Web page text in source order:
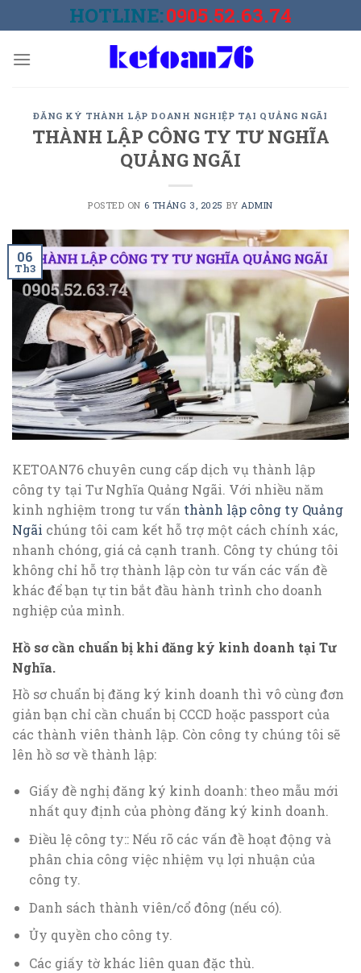
to
HOTLINE:0905.52.63.74
ĐĂNG KÝ THÀNH LẬP DOANH NGHIỆP TẠI QUẢNG NGÃI
THÀNH LẬP CÔNG TY TƯ NGHĨA
QUẢNG NGÃI
POSTED ON 6 THÁNG 3, 2025 BY ADMIN
06
Th3
KETOAN76 chuyên cung cấp dịch vụ thành lập
công ty tại Tư Nghĩa Quảng Ngãi. Với nhiều năm
kinh nghiệm trong tư vấn thành lập công ty Quảng
Ngãi chúng tôi cam kết hỗ trợ một cách chính xác,
nhanh chóng, giá cả cạnh tranh. Công ty chúng tôi
không chỉ hỗ trợ thành lập còn tư vấn các vấn đề
khác để bạn tự tin bắt đầu hành trình cho doanh
nghiệp của mình.
Hồ sơ cần chuẩn bị khi đăng ký kinh doanh tại Tư
Nghĩa.
Hồ sơ chuẩn bị đăng ký kinh doanh thì vô cùng đơn
giản bạn chỉ cần chuẩn bị CCCD hoặc passport của
các thành viên thành lập. Còn công ty chúng tôi sẽ
lên hồ sơ về thành lập:
Giấy đề nghị đăng ký kinh doanh: theo mẫu mới
nhất quy định của phòng đăng ký kinh doanh.
Điều lệ công ty:: Nếu rõ các vấn đề hoạt động và
phân chia công việc nhiệm vụ lợi nhuận của
công ty.
Danh sách thành viên/cổ đông (nếu có).
Ủy quyền cho công ty.
Các giấy tờ khác liên quan đặc thù.